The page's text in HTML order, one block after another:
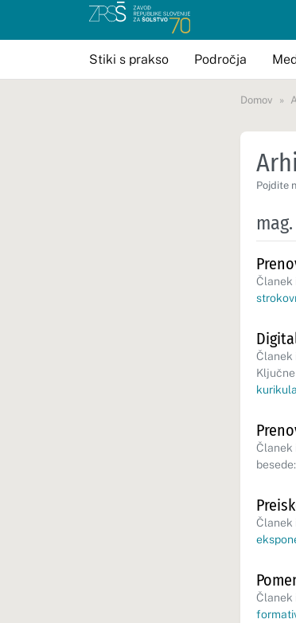
Stiki s prakso Področja
Domov
Pojdite
Članek
Članek
Članek
besede:
Članek
Članek